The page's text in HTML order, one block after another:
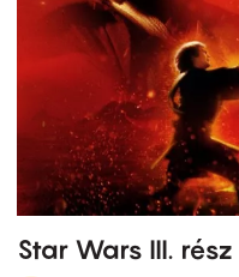
Star Wars III.